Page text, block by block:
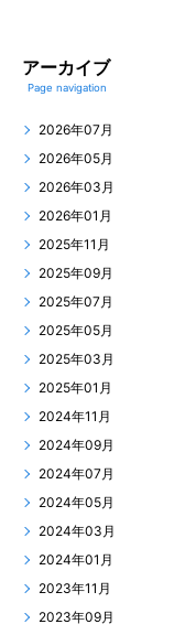
アーカイブ
Page navigation
2026年07月
2026年05月
2026年03月
2026年01月
2025年11月
2025年09月
2025年07月
2025年05月
2025年03月
2025年01月
2024年11月
2024年09月
2024年07月
2024年05月
2024年03月
2024年01月
2023年11月
2023年09月